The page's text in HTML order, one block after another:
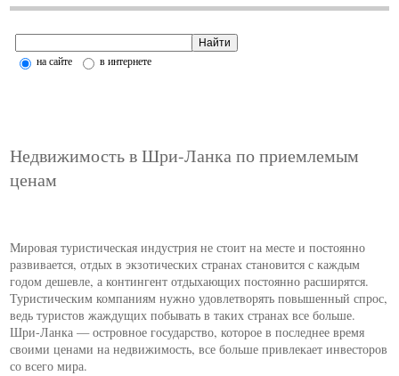
на сайте в интернете
Недвижимость в Шри-Ланка по приемлемым
ценам
Мировая туристическая индустрия не стоит на месте и постоянно
развивается, отдых в экзотических странах становится с каждым
годом дешевле, а контингент отдыхающих постоянно расширятся.
Туристическим компаниям нужно удовлетворять повышенный спрос,
ведь туристов жаждущих побывать в таких странах все больше.
Шри-Ланка — островное государство, которое в последнее время
своими ценами на недвижимость, все больше привлекает инвесторов
со всего мира.